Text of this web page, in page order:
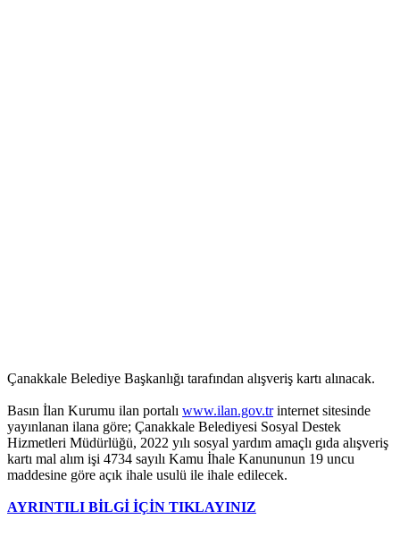
Çanakkale Belediye Başkanlığı tarafından alışveriş kartı alınacak.
Basın İlan Kurumu ilan portalı www.ilan.gov.trinternet sitesinde
yayınlanan ilana göre; Çanakkale Belediyesi Sosyal Destek
Hizmetleri Müdürlüğü, 2022 yılı sosyal yardım amaçlı gıda alışveriş
kartı mal alım işi 4734 sayılı Kamu İhale Kanununun 19 uncu
maddesine göre açık ihale usulü ile ihale edilecek.
AYRINTILI BİLGİ İÇİN TIKLAYINIZ